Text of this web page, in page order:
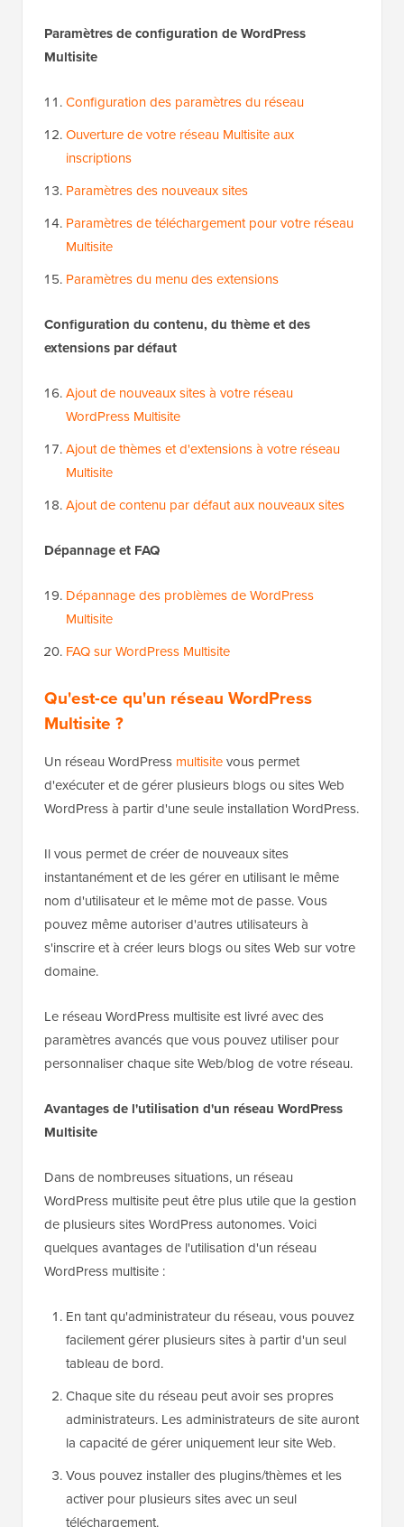
Paramètres de configuration de WordPress
Multisite
Configuration des paramètres du réseau
Ouverture de votre réseau Multisite aux
inscriptions
Paramètres des nouveaux sites
Paramètres de téléchargement pour votre réseau
Multisite
Paramètres du menu des extensions
Configuration du contenu, du thème et des
extensions par défaut
Ajout de nouveaux sites à votre réseau
WordPress Multisite
Ajout de thèmes et d'extensions à votre réseau
Multisite
Ajout de contenu par défaut aux nouveaux sites
Dépannage et FAQ
Dépannage des problèmes de WordPress
Multisite
FAQ sur WordPress Multisite
Qu'est-ce qu'un réseau WordPress
Multisite ?
Un réseau WordPress multisitevous permet
d'exécuter et de gérer plusieurs blogs ou sites Web
WordPress à partir d'une seule installation WordPress.
Il vous permet de créer de nouveaux sites
instantanément et de les gérer en utilisant le même
nom d'utilisateur et le même mot de passe. Vous
pouvez même autoriser d'autres utilisateurs à
s'inscrire et à créer leurs blogs ou sites Web sur votre
domaine.
Le réseau WordPress multisite est livré avec des
paramètres avancés que vous pouvez utiliser pour
personnaliser chaque site Web/blog de votre réseau.
Avantages de l'utilisation d'un réseau WordPress
Multisite
Dans de nombreuses situations, un réseau
WordPress multisite peut être plus utile que la gestion
de plusieurs sites WordPress autonomes. Voici
quelques avantages de l'utilisation d'un réseau
WordPress multisite :
En tant qu'administrateur du réseau, vous pouvez
facilement gérer plusieurs sites à partir d'un seul
tableau de bord.
Chaque site du réseau peut avoir ses propres
administrateurs. Les administrateurs de site auront
la capacité de gérer uniquement leur site Web.
Vous pouvez installer des plugins/thèmes et les
activer pour plusieurs sites avec un seul
téléchargement.